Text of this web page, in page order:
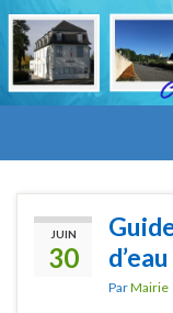
JUIN
30
d’eau
ParMairie